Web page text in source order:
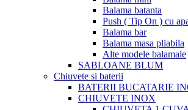
Balama batanta
Push ( Tip On ) cu
Balama bar
Balama masa pliabila
Alte modele balamale
SABLOANE BLUM
Chiuvete si baterii
BATERII BUCATARIE
CHIUVETE INOX